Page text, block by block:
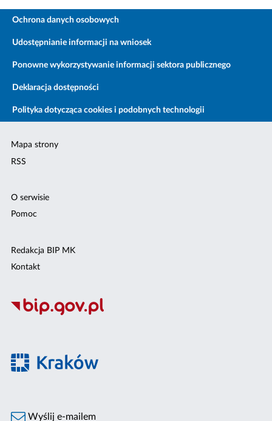
Ochrona danych osobowych
Udostępnianie informacji na wniosek
Ponowne wykorzystywanie informacji sektora publicznego
Deklaracja dostępności
Polityka dotycząca cookies i podobnych technologii
Mapa strony
RSS
O serwisie
Pomoc
Redakcja BIP MK
Kontakt
Wyślij e-mailem